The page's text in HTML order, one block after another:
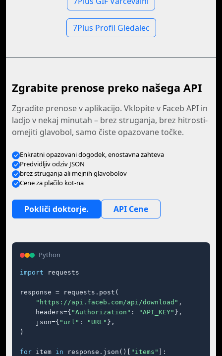
7Plus Profil Gledalec
Zgrabite prenose preko našega API
Zgradite prenose v aplikacijo. Vklopite v Faceb API in
ladjo v nekaj minutah – brez struganja, brez hitrosti-
omejiti glavobol, samo čiste opazovane točke.
Enkratni opazovani dogodek, enostavna zahteva
Predvidljiv odziv JSON
brez struganja ali mejnih glavobolov
Cene za plačilo kot-na
Pokliči doktorje. API Cene
Python
import requests
response = requests.post(
"https://api.faceb.com/api/download" ,
    headers={
"Authorization" : "API_KEY" },
    json={
"url" : "URL" },
)
for item in response.json()[ "items"
]: